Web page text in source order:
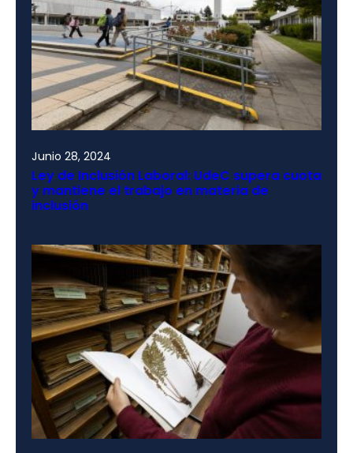
Junio 28, 2024
Ley de Inclusión Laboral: UdeC supera cuota
y mantiene el trabajo en materia de
inclusión